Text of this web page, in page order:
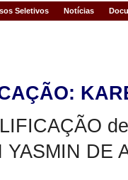
Seletivos Notícias
DE